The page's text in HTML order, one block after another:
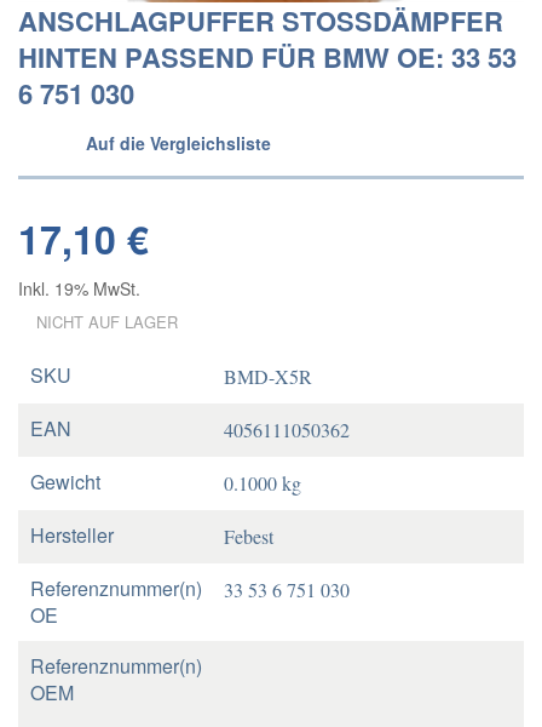
ANSCHLAGPUFFER STOSSDÄMPFER
HINTEN PASSEND FÜR BMW OE: 33 53
6 751 030
Auf die Vergleichsliste
17,10 €
Inkl. 19% MwSt.
NICHT AUF LAGER
SKU BMD-X5R
EAN 4056111050362
Gewicht 0.1000 kg
Hersteller Febest
Referenznummer(n)
OE
33 53 6 751 030
Referenznummer(n)
OEM